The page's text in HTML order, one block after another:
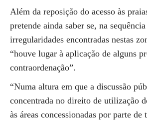
Além da reposição do acesso às
pretende ainda saber se, na
irregularidades encontradas nestas
“houve lugar à aplicação de alguns
contraordenação”.
“Numa altura em que a discussão
concentrada no direito de utilização
às áreas concessionadas por parte de